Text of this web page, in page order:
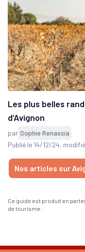
Les plus belles
d’Avignon
par Sophie Renassia
Publié le 14/12/24,
Nos articles sur
Ce guide est produit en
de tourisme :